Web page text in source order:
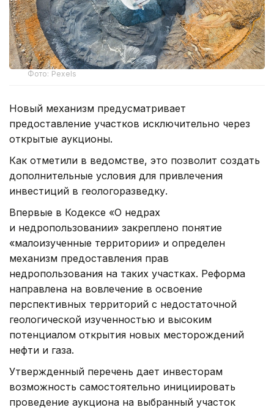
Фото: Pexels
Новый механизм предусматривает
предоставление участков исключительно через
открытые аукционы.
Как отметили в ведомстве, это позволит создать
дополнительные условия для привлечения
инвестиций в геологоразведку.
Впервые в Кодексе «О недрах
и недропользовании» закреплено понятие
«малоизученные территории» и определен
механизм предоставления прав
недропользования на таких участках. Реформа
направлена на вовлечение в освоение
перспективных территорий с недостаточной
геологической изученностью и высоким
потенциалом открытия новых месторождений
нефти и газа.
Утвержденный перечень дает инвесторам
возможность самостоятельно инициировать
проведение аукциона на выбранный участок